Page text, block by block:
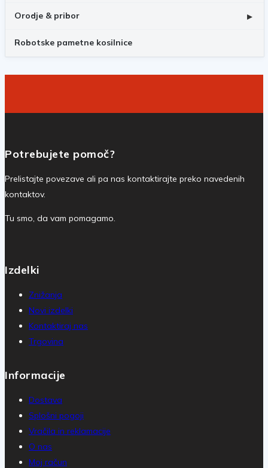
Orodje & pribor ▸
Robotske pametne kosilnice
Potrebujete pomoč?
Prelistajte povezave ali pa nas kontaktirajte preko navedenih
kontaktov.
Tu smo, da vam pomagamo.
Izdelki
Znižanja
Novi izdelki
Kontaktiraj nas
Trgovina
Informacije
Dostava
Splošni pogoji
Vračila in reklamacije
O nas
Moj račun